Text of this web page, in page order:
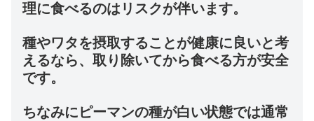
理に食べるのはリスクが伴います。
種やワタを摂取することが健康に良いと考
えるなら、取り除いてから食べる方が安全
です。
ちなみにピーマンの種が白い状態では通常